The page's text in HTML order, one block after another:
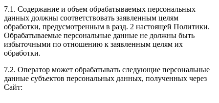
7.1. Содержание и объем обрабатываемых персональных
данных должны соответствовать заявленным целям
обработки, предусмотренным в разд. 2 настоящей Политики.
Обрабатываемые персональные данные не должны быть
избыточными по отношению к заявленным целям их
обработки.
7.2. Оператор может обрабатывать следующие персональные
данные субъектов персональных данных, полученных через
Сайт: